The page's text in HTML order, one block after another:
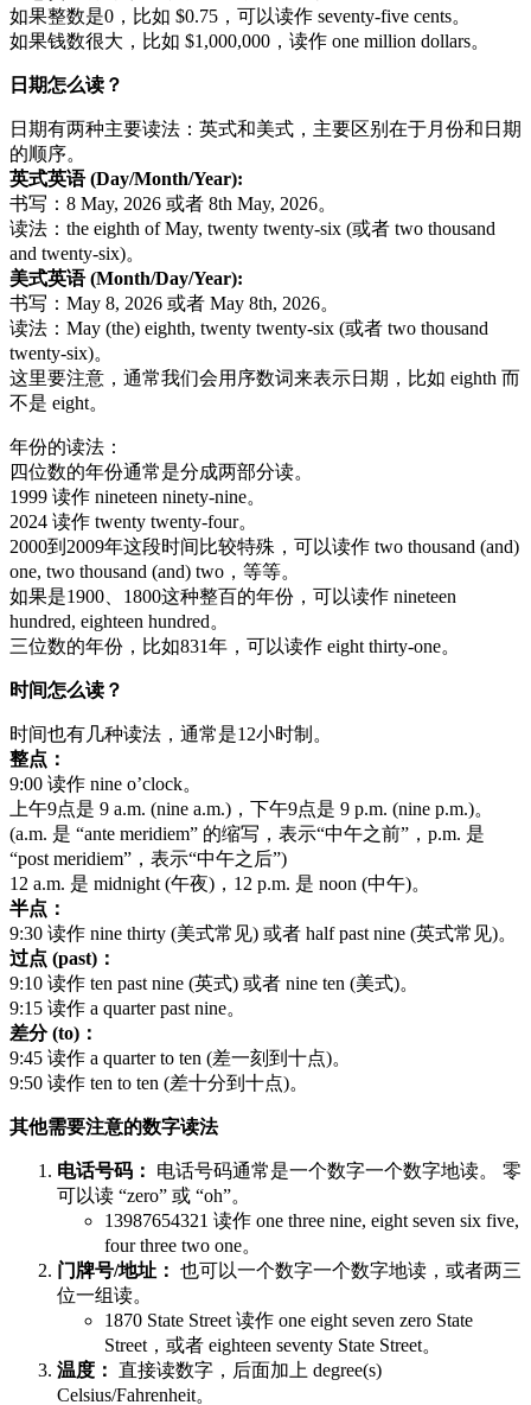
如果整数是0，比如 $0.75，可以读作 seventy-five cents。
如果钱数很大，比如 $1,000,000，读作 one million dollars。
日期怎么读？
日期有两种主要读法：英式和美式，主要区别在于月份和日期
的顺序。
英式英语 (Day/Month/Year):
书写：8 May, 2026 或者 8th May, 2026。
读法：the eighth of May, twenty twenty-six (或者 two thousand
and twenty-six)。
美式英语 (Month/Day/Year):
书写：May 8, 2026 或者 May 8th, 2026。
读法：May (the) eighth, twenty twenty-six (或者 two thousand
twenty-six)。
这里要注意，通常我们会用序数词来表示日期，比如 eighth 而
不是 eight。
年份的读法：
四位数的年份通常是分成两部分读。
1999 读作 nineteen ninety-nine。
2024 读作 twenty twenty-four。
2000到2009年这段时间比较特殊，可以读作 two thousand (and)
one, two thousand (and) two，等等。
如果是1900、1800这种整百的年份，可以读作 nineteen
hundred, eighteen hundred。
三位数的年份，比如831年，可以读作 eight thirty-one。
时间怎么读？
时间也有几种读法，通常是12小时制。
整点：
9:00 读作 nine o’clock。
上午9点是 9 a.m. (nine a.m.)，下午9点是 9 p.m. (nine p.m.)。
(a.m. 是 “ante meridiem” 的缩写，表示“中午之前”，p.m. 是
“post meridiem”，表示“中午之后”)
12 a.m. 是 midnight (午夜)，12 p.m. 是 noon (中午)。
半点：
9:30 读作 nine thirty (美式常见) 或者 half past nine (英式常见)。
过点 (past)：
9:10 读作 ten past nine (英式) 或者 nine ten (美式)。
9:15 读作 a quarter past nine。
差分 (to)：
9:45 读作 a quarter to ten (差一刻到十点)。
9:50 读作 ten to ten (差十分到十点)。
其他需要注意的数字读法
电话号码：
电话号码通常是一个数字一个数字地读。 零
可以读 “zero” 或 “oh”。
13987654321 读作 one three nine, eight seven six five,
four three two one。
门牌号/地址： 也可以一个数字一个数字地读，或者两三
位一组读。
1870 State Street 读作 one eight seven zero State
Street，或者 eighteen seventy State Street。
温度： 直接读数字，后面加上 degree(s)
Celsius/Fahrenheit。